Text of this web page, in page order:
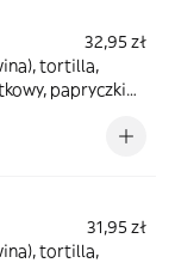
32,95 zł
tortilla,
papryczki
31,95 zł
tortilla,